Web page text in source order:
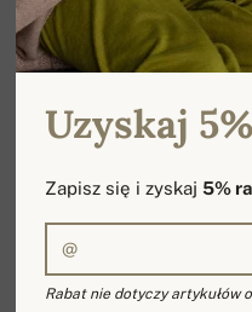
Uzyskaj
Zapisz się i zyskaj5%
Rabat nie dotyczy artykułów